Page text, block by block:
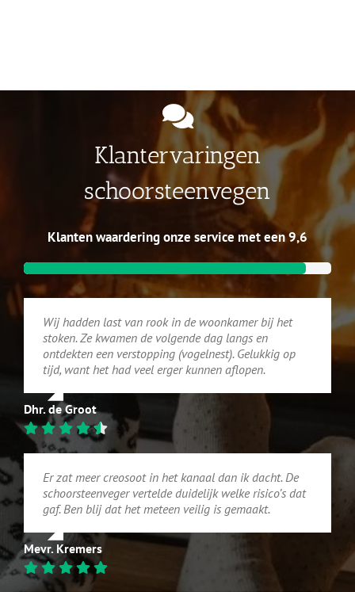
Klantervaringen
schoorsteenvegen
Klanten waardering onze service met een 9,6
Wij hadden last van rook in de woonkamer bij het
stoken. Ze kwamen de volgende dag langs en
ontdekten een verstopping (vogelnest). Gelukkig op
tijd, want het had veel erger kunnen aflopen.
Dhr. de Groot
Er zat meer creosoot in het kanaal dan ik dacht. De
schoorsteenveger vertelde duidelijk welke risico’s dat
gaf. Ben blij dat het meteen veilig is gemaakt.
Mevr. Kremers